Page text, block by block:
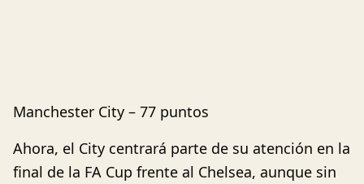
Manchester City – 77 puntos
Ahora, el City centrará parte de su atención en la
final de la FA Cup frente al Chelsea, aunque sin